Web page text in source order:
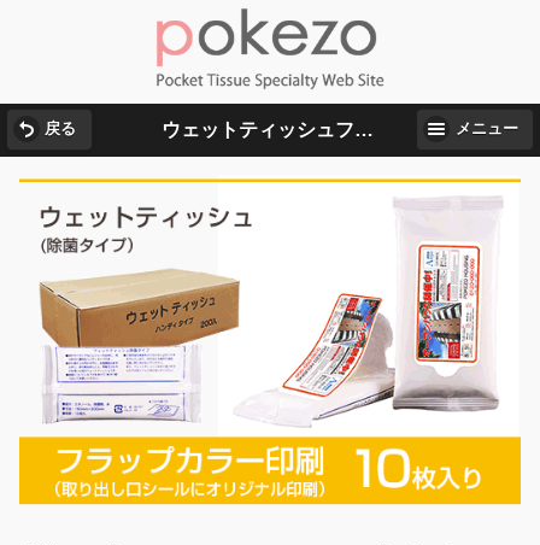
戻る ウェットティッシュフラップカラー印刷 メニュー